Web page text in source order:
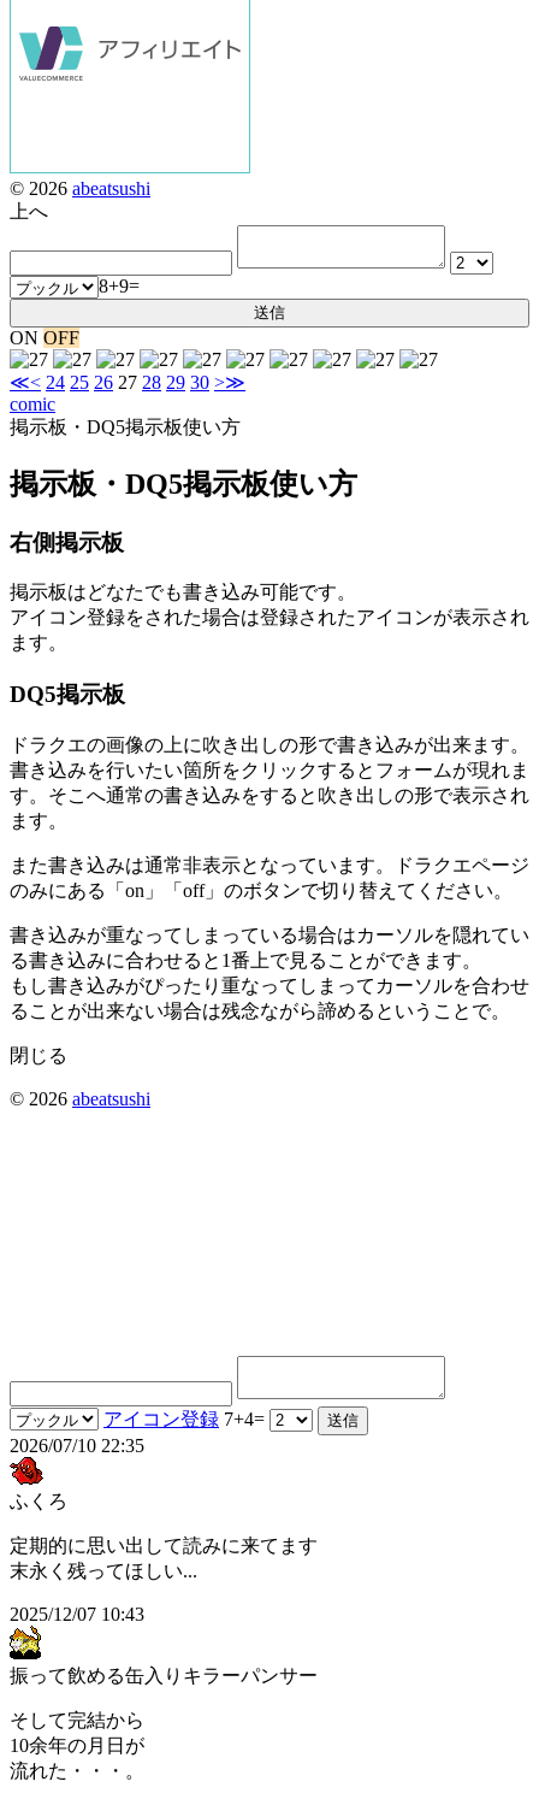
© 2026 abeatsushi
上へ
8+9=
ON OFF
≪< 24 25 26 27 28 29 30 >≫
comic
掲示板・DQ5掲示板使い方
掲示板・DQ5掲示板使い方
右側掲示板
掲示板はどなたでも書き込み可能です。
アイコン登録をされた場合は登録されたアイコンが表示され
ます。
DQ5掲示板
ドラクエの画像の上に吹き出しの形で書き込みが出来ます。
書き込みを行いたい箇所をクリックするとフォームが現れま
す。そこへ通常の書き込みをすると吹き出しの形で表示され
ます。
また書き込みは通常非表示となっています。ドラクエページ
のみにある「on」「off」のボタンで切り替えてください。
書き込みが重なってしまっている場合はカーソルを隠れてい
る書き込みに合わせると1番上で見ることができます。
もし書き込みがぴったり重なってしまってカーソルを合わせ
ることが出来ない場合は残念ながら諦めるということで。
閉じる
© 2026 abeatsushi
アイコン登録 7+4=
2026/07/10 22:35
ふくろ
定期的に思い出して読みに来てます
末永く残ってほしい...
2025/12/07 10:43
振って飲める缶入りキラーパンサー
そして完結から
10余年の月日が
流れた・・・。